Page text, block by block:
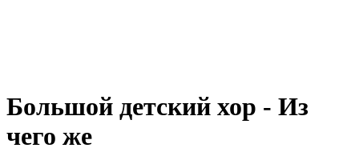
Большой детский хор - Из
чего же